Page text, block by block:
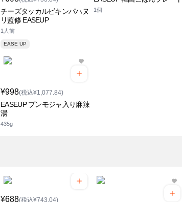
チーズタッカルビキンパハヌ
リ監修 EASEUP
1人前
EASE UP
1個
¥998(税込¥1,077.84)
EASEUP ブンモジャ入り麻辣
湯
435g
¥688(税込¥743.04)